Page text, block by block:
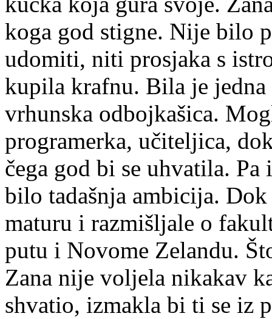
koga god stigne. Nije bilo
udomiti, niti prosjaka s
kupila krafnu. Bila je
vrhunska odbojkašica.
programerka, učiteljica,
čega god bi se uhvatila.
bilo tadašnja ambicija. Dok
maturu i razmišljale o
putu i Novome Zelandu.
Zana nije voljela nikakav
shvatio, izmakla bi ti se iz